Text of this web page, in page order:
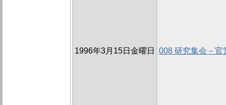
1996年3月15日金曜日 008 研究集会－官